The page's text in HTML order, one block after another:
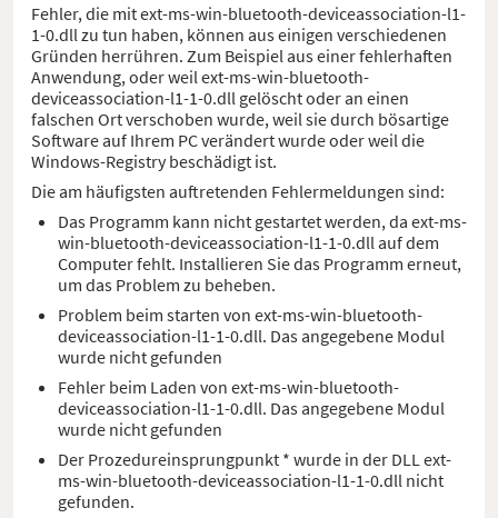
Fehler, die mit ext-ms-win-bluetooth-deviceassociation-l1-
1-0.dll zu tun haben, können aus einigen verschiedenen
Gründen herrühren. Zum Beispiel aus einer fehlerhaften
Anwendung, oder weil ext-ms-win-bluetooth-
deviceassociation-l1-1-0.dll gelöscht oder an einen
falschen Ort verschoben wurde, weil sie durch bösartige
Software auf Ihrem PC verändert wurde oder weil die
Windows-Registry beschädigt ist.
Die am häufigsten auftretenden Fehlermeldungen sind:
Das Programm kann nicht gestartet werden, da ext-ms-
win-bluetooth-deviceassociation-l1-1-0.dll auf dem
Computer fehlt. Installieren Sie das Programm erneut,
um das Problem zu beheben.
Problem beim starten von ext-ms-win-bluetooth-
deviceassociation-l1-1-0.dll. Das angegebene Modul
wurde nicht gefunden
Fehler beim Laden von ext-ms-win-bluetooth-
deviceassociation-l1-1-0.dll. Das angegebene Modul
wurde nicht gefunden
Der Prozedureinsprungpunkt * wurde in der DLL ext-
ms-win-bluetooth-deviceassociation-l1-1-0.dll nicht
gefunden.